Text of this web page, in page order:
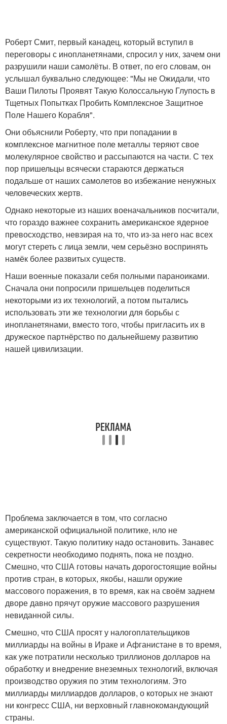
Роберт Смит, первый канадец, который вступил в
переговоры с инопланетянами, спросил у них, зачем они
разрушили наши самолёты. В ответ, по его словам, он
услышал буквально следующее: "Мы не Ожидали, что
Ваши Пилоты Проявят Такую Колоссальную Глупость в
Тщетных Попытках Пробить Комплексное Защитное
Поле Нашего Корабля".
Они объяснили Роберту, что при попадании в
комплексное магнитное поле металлы теряют свое
молекулярное свойство и рассыпаются на части. С тех
пор пришельцы всячески стараются держаться
подальше от наших самолетов во избежание ненужных
человеческих жертв.
Однако некоторые из наших военачальников посчитали,
что гораздо важнее сохранить американское ядерное
превосходство, невзирая на то, что из-за него нас всех
могут стереть с лица земли, чем серьёзно воспринять
намёк более развитых существ.
Наши военные показали себя полными параноиками.
Сначала они попросили пришельцев поделиться
некоторыми из их технологий, а потом пытались
использовать эти же технологии для борьбы с
инопланетянами, вместо того, чтобы пригласить их в
дружеское партнёрство по дальнейшему развитию
нашей цивилизации.
Проблема заключается в том, что согласно
американской официальной политике, нло не
существуют. Такую политику надо остановить. Занавес
секретности необходимо поднять, пока не поздно.
Смешно, что США готовы начать дорогостоящие войны
против стран, в которых, якобы, нашли оружие
массового поражения, в то время, как на своём заднем
дворе давно прячут оружие массового разрушения
невиданной силы.
Смешно, что США просят у налогоплательщиков
миллиарды на войны в Ираке и Афганистане в то время,
как уже потратили несколько триллионов долларов на
обработку и внедрение внеземных технологий, включая
производство оружия по этим технологиям. Это
миллиарды миллиардов долларов, о которых не знают
ни конгресс США, ни верховный главнокомандующий
страны.